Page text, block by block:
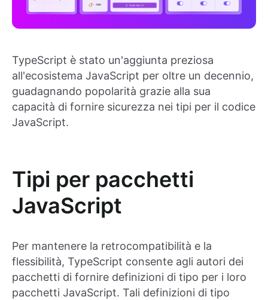
TypeScript è stato un'aggiunta preziosa
all'ecosistema JavaScript per oltre un decennio,
guadagnando popolarità grazie alla sua
capacità di fornire sicurezza nei tipi per il codice
JavaScript.
Tipi per pacchetti
JavaScript
Per mantenere la retrocompatibilità e la
flessibilità, TypeScript consente agli autori dei
pacchetti di fornire definizioni di tipo per i loro
pacchetti JavaScript. Tali definizioni di tipo